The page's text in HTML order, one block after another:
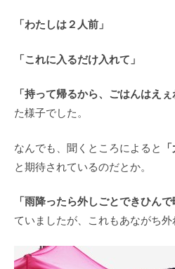
「わたしは２人前」
「これに入るだけ入れて」
「持って帰るから、ごはんはえぇ
た様子でした。
なんでも、聞くところによると
と期待されているのだとか。
「雨降ったら外しごとできひんで
ていましたが、これもあながち外